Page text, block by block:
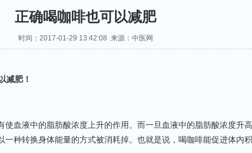
正确喝咖啡也可以减肥
时间：2017-01-29 13:42:08 来源：中医网
减肥！
血液中的脂肪酸浓度上升的作用。而一旦血液中的脂肪酸浓度升高
一种转换身体能量的方式被消耗掉。也就是说，喝咖啡能促进体内